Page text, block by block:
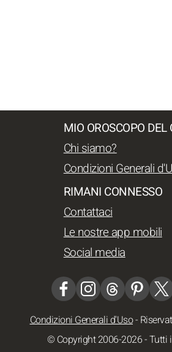
MIO OROSCOPO DEL
Chi siamo?
Condizioni Generali
RIMANI CONNESSO
Contattaci
Le nostre app mobili
Social media
Condizioni Generali d'Uso-
© Copyright 2006-2026 - Tutti